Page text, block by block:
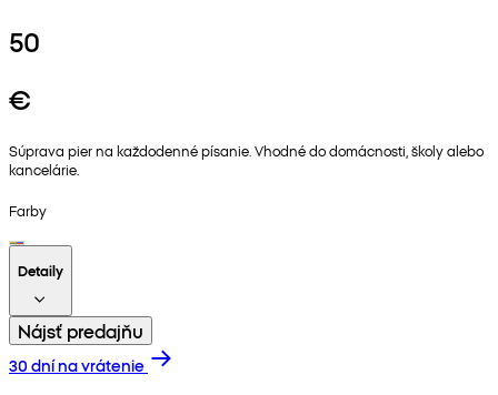
50
€
Súprava pier na každodenné písanie. Vhodné do domácnosti, školy alebo
kancelárie.
Farby
Detaily
Nájsť predajňu
30 dní na vrátenie